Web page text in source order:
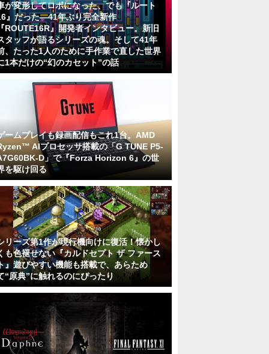
が変形してロボになった、でも『ルート
』だった―41年ぶり完全新作
ROUTE16R』開発者インタビュー。新旧
タッフが語るシリーズの魂。そして41年
、たった1人のために手作業で直した世界
1本だけの“幻のカセット”の話
ームプレイも録画配信もこれ1台。AMD
AIプロセッサ搭載の「G TUNE P5-
D」で『Forza Horizon 6』の世
を駆け回る
リーズ第1作が現行機向けに復活！懐かし
も色褪せない『カルドセプト ザ ファース
』遊びやすい機能も搭載で、あらため
“原典”に触れるのにぴったり